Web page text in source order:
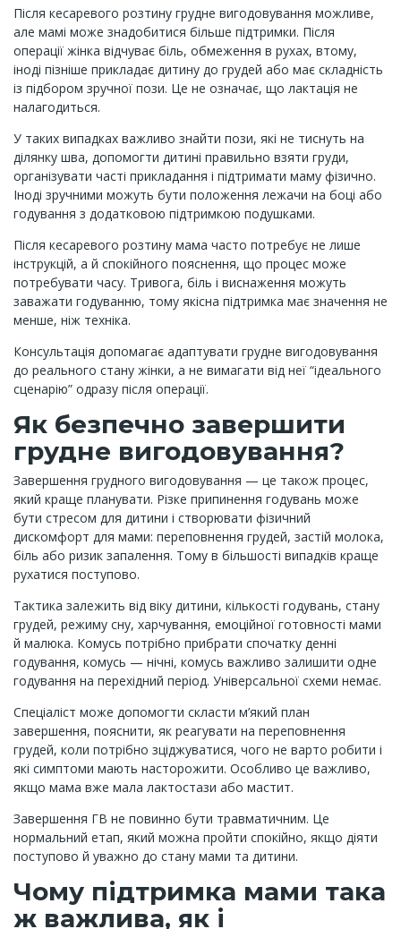
Після кесаревого розтину грудне вигодовування можливе,
але мамі може знадобитися більше підтримки. Після
операції жінка відчуває біль, обмеження в рухах, втому,
іноді пізніше прикладає дитину до грудей або має складність
із підбором зручної пози. Це не означає, що лактація не
налагодиться.
У таких випадках важливо знайти пози, які не тиснуть на
ділянку шва, допомогти дитині правильно взяти груди,
організувати часті прикладання і підтримати маму фізично.
Іноді зручними можуть бути положення лежачи на боці або
годування з додатковою підтримкою подушками.
Після кесаревого розтину мама часто потребує не лише
інструкцій, а й спокійного пояснення, що процес може
потребувати часу. Тривога, біль і виснаження можуть
заважати годуванню, тому якісна підтримка має значення не
менше, ніж техніка.
Консультація допомагає адаптувати грудне вигодовування
до реального стану жінки, а не вимагати від неї “ідеального
сценарію” одразу після операції.
Як безпечно завершити
грудне вигодовування?
Завершення грудного вигодовування — це також процес,
який краще планувати. Різке припинення годувань може
бути стресом для дитини і створювати фізичний
дискомфорт для мами: переповнення грудей, застій молока,
біль або ризик запалення. Тому в більшості випадків краще
рухатися поступово.
Тактика залежить від віку дитини, кількості годувань, стану
грудей, режиму сну, харчування, емоційної готовності мами
й малюка. Комусь потрібно прибрати спочатку денні
годування, комусь — нічні, комусь важливо залишити одне
годування на перехідний період. Універсальної схеми немає.
Спеціаліст може допомогти скласти м’який план
завершення, пояснити, як реагувати на переповнення
грудей, коли потрібно зціджуватися, чого не варто робити і
які симптоми мають насторожити. Особливо це важливо,
якщо мама вже мала лактостази або мастит.
Завершення ГВ не повинно бути травматичним. Це
нормальний етап, який можна пройти спокійно, якщо діяти
поступово й уважно до стану мами та дитини.
Чому підтримка мами така
ж важлива, як і